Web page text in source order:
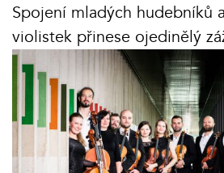
Spojení mladých hudebníků
violistek přinese ojedinělý